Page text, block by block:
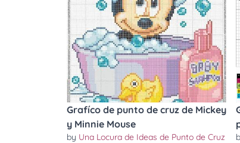
Grafíco de punto de cruz de Mickey
y Minnie Mouse
by Una Locura de Ideas de Punto de Cruz